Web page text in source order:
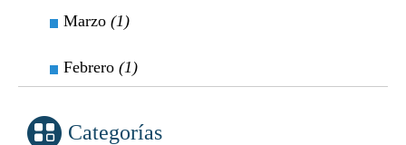
Marzo (1)
Febrero (1)
Categorías